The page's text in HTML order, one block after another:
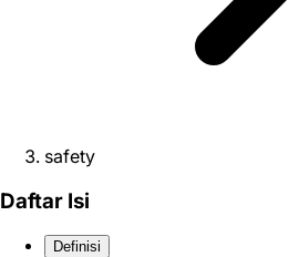
safety
Daftar Isi
Definisi